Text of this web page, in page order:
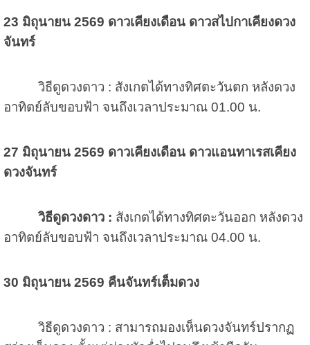
23 มิถุนายน 2569 ดาวเคียงเดือน ดาวสไปกาเคียงดวง
จันทร์
วิธีดูดวงดาว : สังเกตได้ทางทิศตะวันตก หลังดวง
อาทิตย์ลับขอบฟ้า จนถึงเวลาประมาณ 01.00 น.
27 มิถุนายน 2569 ดาวเคียงเดือน ดาวแอนทาเรสเคียง
ดวงจันทร์
วิธีดูดวงดาว : สังเกตได้ทางทิศตะวันออก หลังดวง
อาทิตย์ลับขอบฟ้า จนถึงเวลาประมาณ 04.00 น.
30 มิถุนายน 2569 คืนจันทร์เต็มดวง
วิธีดูดวงดาว : สามารถมองเห็นดวงจันทร์ปรากฏ